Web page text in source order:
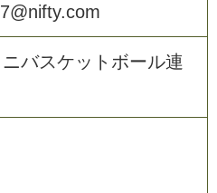
7@nifty.com
ニバスケッ ト ボール連